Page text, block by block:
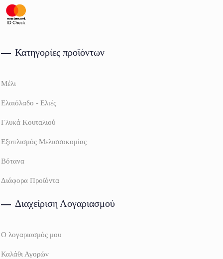
Κατηγορίες προϊόντων
Μέλι
Ελαιόλαδο - Ελιές
Γλυκά Κουταλιού
Εξοπλισμός Μελισσοκομίας
Βότανα
Διάφορα Προϊόντα
Διαχείριση Λογαριασμού
Ο λογαριασμός μου
Καλάθι Αγορών